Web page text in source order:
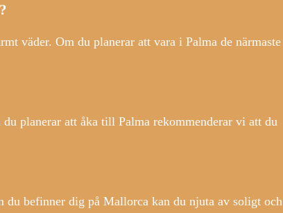
väder. Om du planerar att vara i Palma de närmaste
planerar att åka till Palma rekommenderar vi att du
befinner dig på Mallorca kan du njuta av soligt och